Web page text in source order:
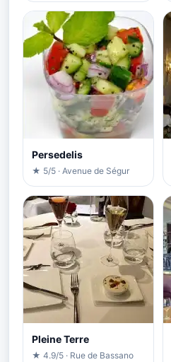
Persedelis
★ 5/5 · Avenue de Ségur
Pleine Terre
★ 4.9/5 · Rue de Bassano